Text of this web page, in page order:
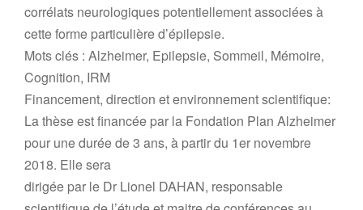
corrélats neurologiques potentiellement associées à
cette forme particulière d’épilepsie.
Mots clés : Alzheimer, Epilepsie, Sommeil, Mémoire,
Cognition, IRM
Financement, direction et environnement scientifique:
La thèse est financée par la Fondation Plan Alzheimer
pour une durée de 3 ans, à partir du 1er novembre
2018. Elle sera
dirigée par le Dr Lionel DAHAN, responsable